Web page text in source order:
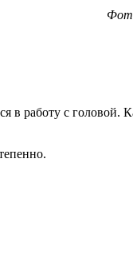
в работу с